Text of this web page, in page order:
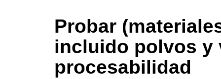
Probar
incluido polvos y
procesabilidad